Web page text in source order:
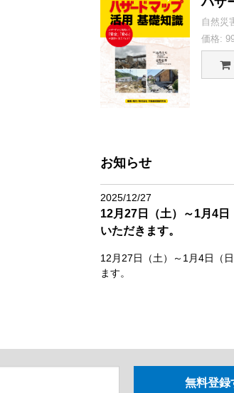
自然災
価格:
お知らせ
2025/12/27
12月27日（土）～1月4
いただきます。
12月27日（土）～1月4日（
ます。